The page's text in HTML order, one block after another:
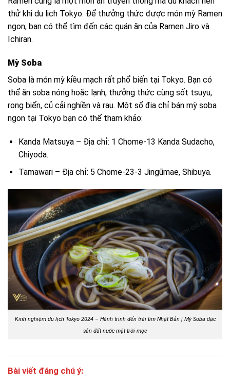
thử khi du lịch Tokyo. Để thưởng thức được món mỳ Ramen
ngon, bạn có thể tìm đến các quán ăn của Ramen Jiro và
Ichiran.
Mỳ Soba
Soba là món mỳ kiều mạch rất phổ biến tại Tokyo. Bạn có
thể ăn soba nóng hoặc lạnh, thưởng thức cùng sốt tsuyu,
rong biển, củ cải nghiền và rau. Một số địa chỉ bán mỳ soba
ngon tại Tokyo bạn có thể tham khảo:
Kanda Matsuya – Địa chỉ: 1 Chome-13 Kanda Sudacho,
Chiyoda.
Tamawari – Địa chỉ: 5 Chome-23-3 Jingūmae, Shibuya.
Kinh nghiệm du lịch Tokyo 2024 – Hành trình đến trái tim Nhật Bản | Mỳ Soba đặc
sản đất nước mặt trời mọc
Bài viết đáng chú ý: